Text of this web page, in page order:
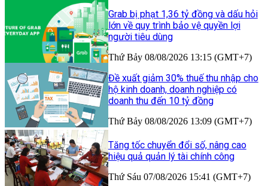
Grab bị phạt 1,36 tỷ đồng và dấu hỏi
lớn về quy trình bảo vệ quyền lợi
người tiêu dùng
Thứ Bảy 08/08/2026 13:15 (GMT+7)
Đề xuất giảm 30% thuế thu nhập cho
hộ kinh doanh, doanh nghiệp có
doanh thu đến 10 tỷ đồng
Thứ Bảy 08/08/2026 13:09 (GMT+7)
Tăng tốc chuyển đổi số, nâng cao
hiệu quả quản lý tài chính công
Thứ Sáu 07/08/2026 15:41 (GMT+7)